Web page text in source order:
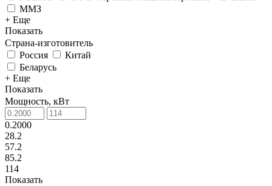
ММЗ
+ Еще
Показать
Страна-изготовитель
Россия
Китай
Беларусь
+ Еще
Показать
Мощность, кВт
0.2000
28.2
57.2
85.2
114
Показать